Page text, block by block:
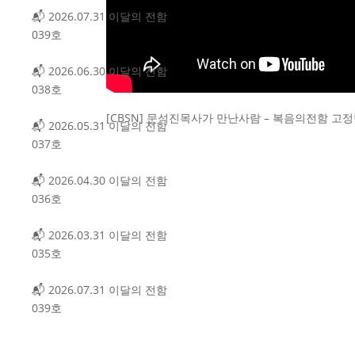
[CBSN] 문석진목사가 만난사람 – 복음의전함 고
이달의 전함
이달의 전함
이달의 전함
이달의 전함
이달의 전함
이달의 전함